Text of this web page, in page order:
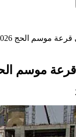
الحج 2026 في ليبيا
الحج 2026 في